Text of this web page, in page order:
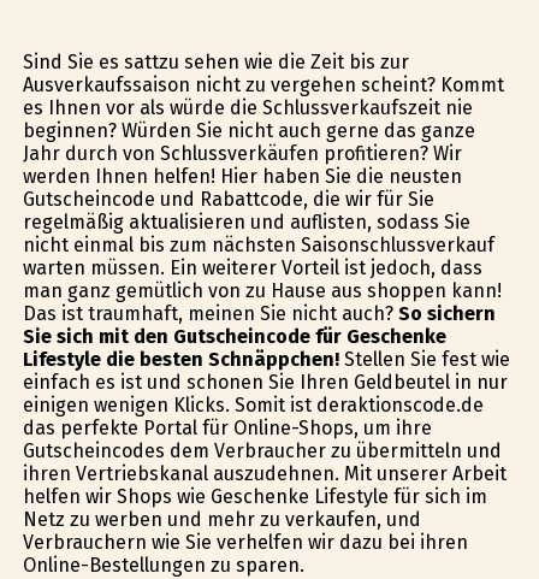
Sind Sie es sattzu sehen wie die Zeit bis zur
Ausverkaufssaison nicht zu vergehen scheint? Kommt
es Ihnen vor als würde die Schlussverkaufszeit nie
beginnen? Würden Sie nicht auch gerne das ganze
Jahr durch von Schlussverkäufen profitieren? Wir
werden Ihnen helfen! Hier haben Sie die neusten
Gutscheincode und Rabattcode, die wir für Sie
regelmäßig aktualisieren und auflisten, sodass Sie
nicht einmal bis zum nächsten Saisonschlussverkauf
warten müssen. Ein weiterer Vorteil ist jedoch, dass
man ganz gemütlich von zu Hause aus shoppen kann!
Das ist traumhaft, meinen Sie nicht auch? So sichern
Sie sich mit den Gutscheincode für Geschenke
Lifestyle die besten Schnäppchen!Stellen Sie fest wie
einfach es ist und schonen Sie Ihren Geldbeutel in nur
einigen wenigen Klicks. Somit ist deraktionscode.de
das perfekte Portal für Online-Shops, um ihre
Gutscheincodes dem Verbraucher zu übermitteln und
ihren Vertriebskanal auszudehnen. Mit unserer Arbeit
helfen wir Shops wie Geschenke Lifestyle für sich im
Netz zu werben und mehr zu verkaufen, und
Verbrauchern wie Sie verhelfen wir dazu bei ihren
Online-Bestellungen zu sparen.